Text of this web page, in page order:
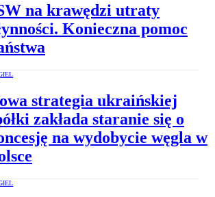
na krawędzi utraty
Konieczna pomoc
strategia ukraińskiej
zakłada staranie się o
na wydobycie węgla w